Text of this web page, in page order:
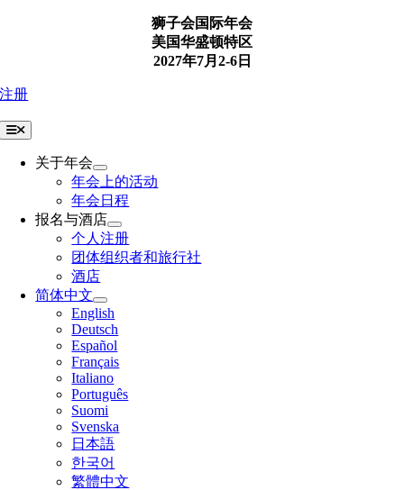
狮子会国际年会
美国华盛顿特区
2027年7月2-6日
注册
Toggle
Navigation
关于年会
年会上的活动
年会日程
报名与酒店
个人注册
团体组织者和旅行社
酒店
简体中文
English
Deutsch
Español
Français
Italiano
Português
Suomi
Svenska
日本語
한국어
繁體中文